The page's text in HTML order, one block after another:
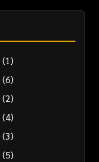
(1)
(6)
(2)
(4)
(3)
(5)